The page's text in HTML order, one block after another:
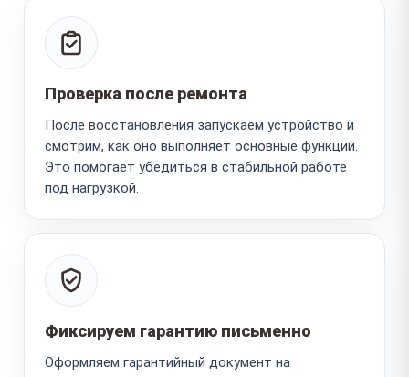
Проверка после ремонта
После восстановления запускаем устройство и
смотрим, как оно выполняет основные функции.
Это помогает убедиться в стабильной работе
под нагрузкой.
Фиксируем гарантию письменно
Оформляем гарантийный документ на